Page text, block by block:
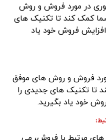
در مورد فروش و روش
کمک کند تا تکنیک های
فروش خود یاد
فروش و روش های موفق
تا تکنیک های جدیدی را
خود یاد بگیرید.